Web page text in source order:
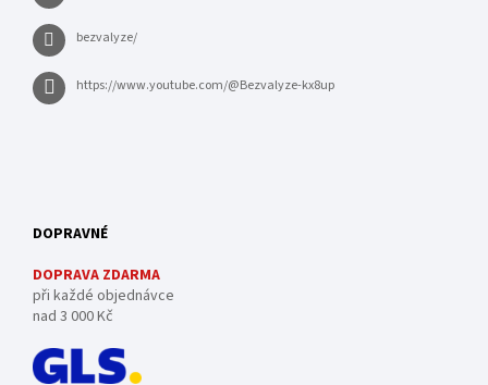
bezvalyze/
https://www.youtube.com/@Bezvalyze-kx8up
DOPRAVNÉ
DOPRAVA ZDARMA
při každé objednávce
nad 3 000 Kč